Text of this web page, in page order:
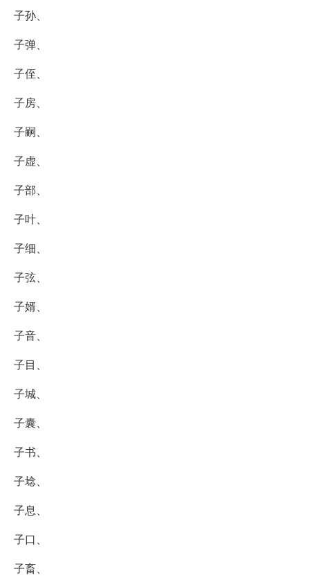
子孙、
子弹、
子侄、
子房、
子嗣、
子虚、
子部、
子叶、
子细、
子弦、
子婿、
子音、
子目、
子城、
子囊、
子书、
子埝、
子息、
子口、
子畜、